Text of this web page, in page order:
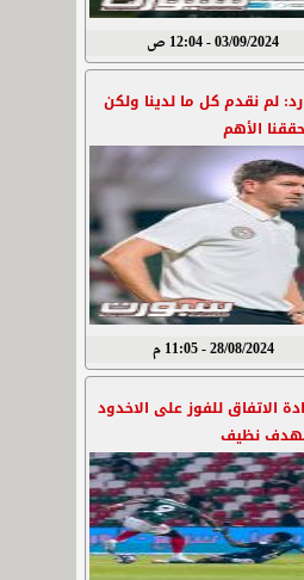
03/09/2024 - 12:04 ص
لم نقدم كل ما لدينا ولكن
حققنا الأهم
28/08/2024 - 11:05 م
الاتفاق للفوز على الاخدود
نظيف